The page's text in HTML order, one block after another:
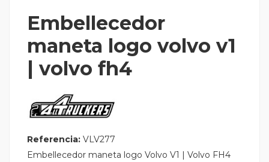
Embellecedor
maneta logo volvo v1
| volvo fh4
Referencia: VLV277
Embellecedor maneta logo Volvo V1 | Volvo FH4